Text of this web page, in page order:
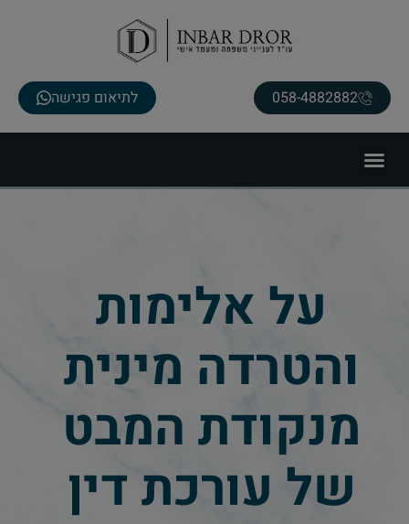
058-4882882 לתיאום פגישה
על אלימות
והטרדה מינית
מנקודת המבט
של עורכת דין